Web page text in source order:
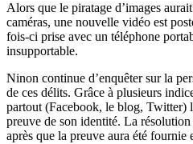
Alors que le piratage d’images
caméras, une nouvelle vidéo est
fois-ci prise avec un téléphone
insupportable.
Ninon continue d’enquêter sur la
de ces délits. Grâce à plusieurs
partout (Facebook, le blog, Twitter)
preuve de son identité. La résolution
après que la preuve aura été fournie